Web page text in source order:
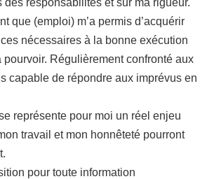
des responsabilités et sur ma rigueur.
que (emploi) m’a permis d’acquérir
nécessaires à la bonne exécution
pourvoir. Régulièrement confronté aux
capable de répondre aux imprévus en
représente pour moi un réel enjeu
travail et mon honnêteté pourront
pour toute information